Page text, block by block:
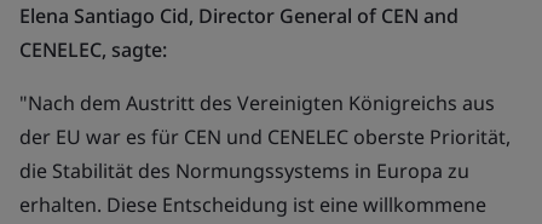
Elena Santiago Cid, Director General of CEN and
CENELEC, sagte:
"Nach dem Austritt des Vereinigten Königreichs aus
der EU war es für CEN und CENELEC oberste Priorität,
die Stabilität des Normungssystems in Europa zu
erhalten. Diese Entscheidung ist eine willkommene